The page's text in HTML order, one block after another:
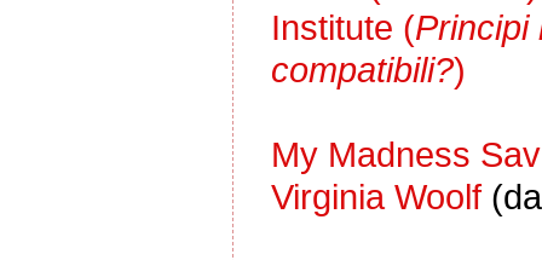
Institute (Principi
compatibili?)
My Madness
Virginia Woolf